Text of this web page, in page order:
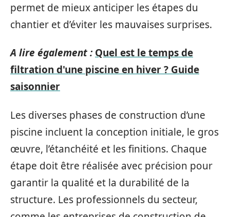
permet de mieux anticiper les étapes du
chantier et d’éviter les mauvaises surprises.
A lire également : Quel est le temps de
filtration d'une piscine en hiver ? Guide
saisonnier
Les diverses phases de construction d’une
piscine incluent la conception initiale, le gros
œuvre, l’étanchéité et les finitions. Chaque
étape doit être réalisée avec précision pour
garantir la qualité et la durabilité de la
structure. Les professionnels du secteur,